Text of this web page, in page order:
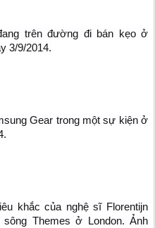
trên đường đi bán kẹo ở
3/9/2014.
Gear trong một sự kiện ở
khắc của nghệ sĩ Florentijn
Themes ở London. Ảnh